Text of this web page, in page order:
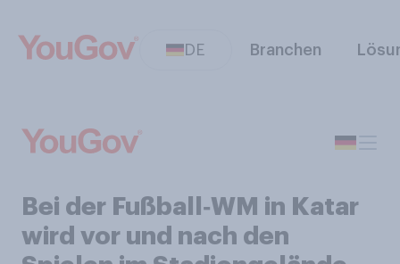
DE Branchen
Bei der Fußball‑WM in Katar
wird vor und nach den